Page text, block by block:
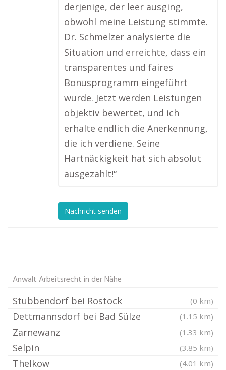
derjenige, der leer ausging,
obwohl meine Leistung stimmte.
Dr. Schmelzer analysierte die
Situation und erreichte, dass ein
transparentes und faires
Bonusprogramm eingeführt
wurde. Jetzt werden Leistungen
objektiv bewertet, und ich
erhalte endlich die Anerkennung,
die ich verdiene. Seine
Hartnäckigkeit hat sich absolut
ausgezahlt!“
Nachricht senden
Anwalt Arbeitsrecht in der Nähe
Stubbendorf bei Rostock (0 km)
Dettmannsdorf bei Bad Sülze (1.15 km)
Zarnewanz (1.33 km)
Selpin (3.85 km)
Thelkow (4.01 km)